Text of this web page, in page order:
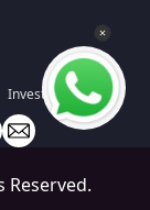
Investors
Reserved.